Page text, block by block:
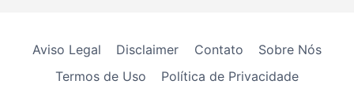
Aviso Legal Disclaimer Contato
Sobre Nós
Termos de Uso
Política de Privacidade